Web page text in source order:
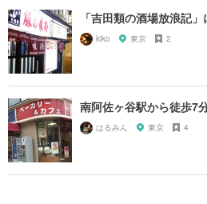
「吉田類の酒場放浪記
kiko 東京 2
南阿佐ヶ谷駅から徒歩7
はるみん 東京 4